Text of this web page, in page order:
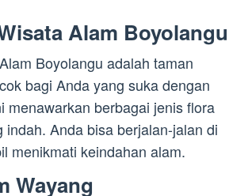
Alam Boyolangu
Boyolangu adalah taman
bagi Anda yang suka dengan
menawarkan berbagai jenis flora
indah. Anda bisa berjalan-jalan di
menikmati keindahan alam.
Wayang